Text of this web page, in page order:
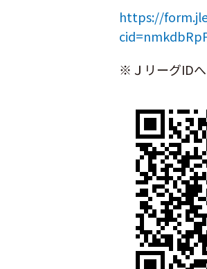
https://
※ＪリーグIDへ